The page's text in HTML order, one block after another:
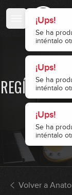
¡Ups!
Se ha
inténtalo
¡Ups!
Se ha
inténtalo
¡Ups!
Se ha
inténtalo
REGÍSTRATE
Volver a